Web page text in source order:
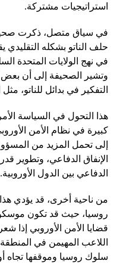
استراتيجيات مشتركة.
في سياق متصل، ذكرت صحيفة
حلف الناتو بشكله التقليدي
في نهج الولايات المتحدة
وتشير الصحيفة إلى أن بعض
التفكير في بدائل للناتو،
هذا التحول في السياسة
كبيرة في نظام الأمن
إلى تحمل المزيد من
الإنفاق الدفاعي، وتطوير
الدفاعي بين الدول الأوروبية.
من ناحية أخرى، قد يؤدي
روسيا، حيث قد تكون موسكو
قضايا الأمن الأوروبي إذا
اللاعب المهيمن في
سلوك روسيا وموقفها تجاه